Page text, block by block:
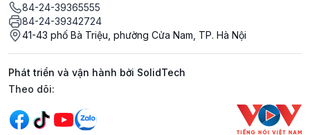
84-24-39365555
84-24-39342724
41-43 phố Bà Triệu, phường Cửa Nam, TP. Hà Nội
Phát triển và vận hành bởi SolidTech
Mạng xã hội
Theo dõi: